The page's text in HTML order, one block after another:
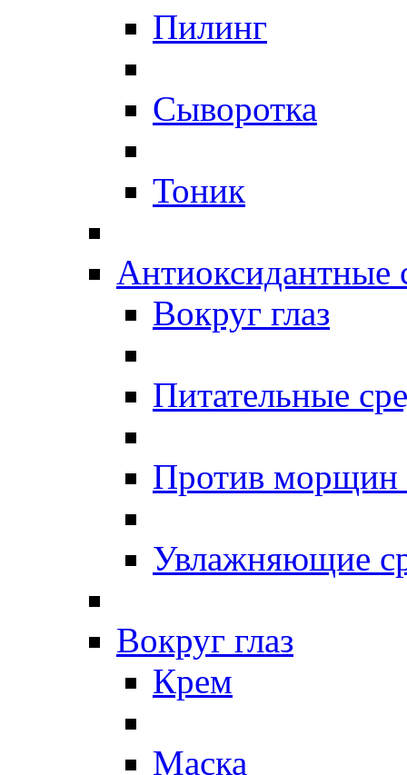
Пилинг
Сыворотка
Тоник
Антиоксидантные
Вокруг глаз
Питательные
Против
Увлажняющие
Вокруг глаз
Крем
Маска